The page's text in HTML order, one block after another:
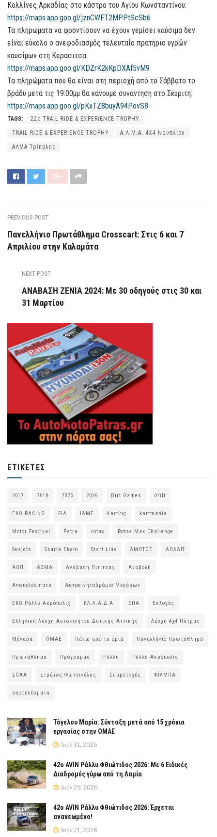
Κολλίνες Αρκαδίας στο κάστρο του Αγίου Κωνσταντίνου:
https://maps.app.goo.gl/jznCWFT2MPPtScSb6
Τα πληρωματα να φροντίσουν να έχουν γεμίσει καύσιμα δεν
είναι εύκολο ο ανεφοδιασμός τελευταίο πρατηριο υγρών
καυσίμων στη Κερασιτσα:
https://maps.app.goo.gl/KDZrK2kKpDXAf5vM9
Τα πληρώματα που θα είναι στη περιοχή από το Σάββατο το
βράδυ μετά τις 19:00μμ θα κάνουμε συνάντηση στο Σκυριτη:
https://maps.app.goo.gl/pKxTZ8buyA94PovS8
TAGS: 22ο TRAIL RIDE & EXPERIENCE TROPHY
TRAIL RIDE & EXPERIENCE TROPHY Α.Λ.Μ.Α. 4Χ4 Ναυπλίου
ΑΛΜΑ Τρίπολης
PREVIOUS POST
Πανελλήνιο Πρωτάθλημα Crosscart: Στις 6 και 7
Απριλίου στην Καλαμάτα
NEXT POST
ΑΝΑΒΑΣΗ ZENIA 2024: Με 30 οδηγούς στις 30 και
31 Μαρτίου
ΕΤΙΚΈΤΕΣ
2017 2018 2025 2026 Dirt Games drift
EKO RACING FIA IAME Karting kartmania
Motor Festival Patra rotax Rotax Max Challenge
Seajets Skarta Ekato Start Line ΑΜΟΤΟΕ ΑΟΛΑΠ
ΑΟΠ ΑΣΜΑ Ανάβαση Πιτίτσας Αναβολή
Αποτελέsmατα Αυτοκινητοδρόμιο Μεγάρων
ΕΚΟ Ράλλυ Ακρόπολις ΕΛ.Λ.Α.Δ.Α. ΕΠΑ Εκλογές
Ελληνική Λέσχη Αυτοκινήτου Δυτικής Αττικής Λέσχη 4χ4 Πάτρας
Μέγαρα ΟΜΑΕ Πάνω από τα όρια Πανελλήνιο Πρωτάθλημα
Πρωτάθλημα Πρόγραμμα Ράλλυ Ράλλυ Ακρόπολις
ΣΟΑΑ Στράτος Φωτεινέλης Συμμετοχές ΦΙΛΜΠΑ
αποτελέσματα
Τόγελου Μαρία: Σύνταξη μετά από 15 χρόνια
εργασίας στην ΟΜΑΕ
Ιούλ 31, 2026
42ο AVIN Ράλλυ Φθιώτιδος 2026: Με 6 Ειδικές
Διαδρομές γύρω από τη Λαμία
Ιούλ 29, 2026
42ο AVIN Ράλλυ Φθιώτιδος 2026: Έρχεται
ανανεωμένο!
Ιούλ 21, 2026